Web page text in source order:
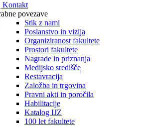
Kontakt
povezave
Stik z nami
Poslanstvo in vizija
Organiziranost fakultete
Prostori fakultete
Nagrade in priznanja
Medijsko središče
Restavracija
Založba in trgovina
Pravni akti in poročila
Habilitacije
Katalog IJZ
100 let fakultete